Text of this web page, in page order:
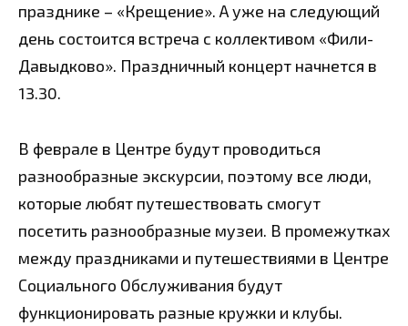
празднике – «Крещение». А уже на следующий
день состоится встреча с коллективом «Фили-
Давыдково». Праздничный концерт начнется в
13.30.
В феврале в Центре будут проводиться
разнообразные экскурсии, поэтому все люди,
которые любят путешествовать смогут
посетить разнообразные музеи. В промежутках
между праздниками и путешествиями в Центре
Социального Обслуживания будут
функционировать разные кружки и клубы.